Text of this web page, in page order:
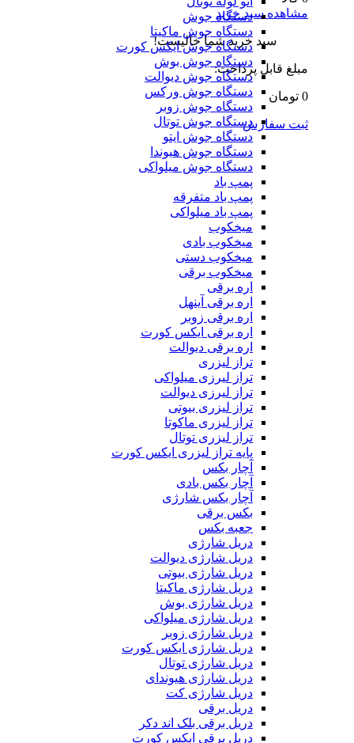
مشاهده سبد خرید
سبد خرید شما خالیست!
مبلغ قابل پرداخت:
0 تومان
ثبت سفارش
دستگاه جوش
دستگاه جوش ماکیتا
دستگاه جوش ایکس کورت
دستگاه جوش بوش
دستگاه جوش دیوالت
دستگاه جوش ورکس
دستگاه جوش زوبر
دستگاه جوش توتال
دستگاه جوش ایتو
دستگاه جوش هیوندا
دستگاه جوش میلواکی
پمپ باد
پمپ باد متفرقه
پمپ باد میلواکی
میخکوب
میخکوب بادی
میخکوب دستی
میخکوب برقی
اره برقی
اره برقی آینهل
اره برقی زوبر
اره برقی ایکس کورت
اره برقی دیوالت
تراز لیزری
تراز لیرزی میلواکی
تراز لیرزی دیوالت
تراز لیزری بیوتی
تراز لیزری ماکوتا
تراز لیزری توتال
پایه تراز لیزری ایکس کورت
آچار بکس
آچار بکس بادی
آچار بکس شارژی
بکس برقی
جعبه بکس
دریل شارژی
دریل شارژی دیوالت
دریل شارژی بیوتی
دریل شارژی ماکیتا
دریل شارژی بوش
دریل شارژی میلواکی
دریل شارژی زوبر
دریل شارژی ایکس کورت
دریل شارژی توتال
دریل شارژی هیوندای
دریل شارژی کت
دریل برقی
دریل برقی بلک اند دکر
دریل برقی ایکس کورت